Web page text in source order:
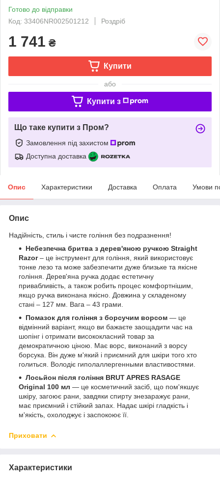
Готово до відправки
Код: 33406NR002501212
Роздріб
1 741 ₴
Купити
або
Купити з
Що таке купити з Пром?
Замовлення під захистом
Доступна доставка
Опис Характеристики Доставка Оплата Умови
Опис
Надійність, стиль і чисте гоління без подразнення!
Небезпечна бритва з дерев'яною ручкою Straight
Razor– це інструмент для гоління, який використовує
тонке лезо та може забезпечити дуже близьке та якісне
гоління. Дерев'яна ручка додає естетичну
привабливість, а також робить процес комфортнішим,
якщо ручка виконана якісно. Довжина у складеному
стані – 127 мм. Вага – 43 грами.
Помазок для гоління з борсучим ворсом — це
відмінний варіант, якщо ви бажаєте заощадити час на
шопінг і отримати висококласний товар за
демократичною ціною. Має ворс, виконаний з ворсу
борсука. Він дуже м'який і приємний для шкіри того хто
голиться. Володіє гиполаллергенными властивостями.
Лосьйон після гоління BRUT APRES RASAGE
Original 100 мл — це косметичний засіб, що пом'якшує
шкіру, загоює рани, завдяки спирту знезаражує рани,
має приємний і стійкий запах. Надає шкірі гладкість і
м'якість, охолоджує і заспокоює її.
Приховати
Характеристики